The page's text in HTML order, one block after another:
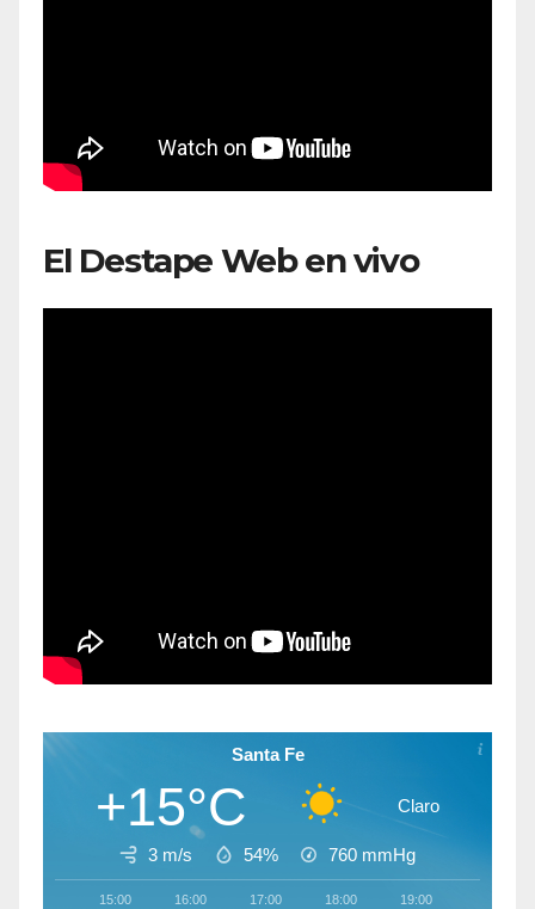
El Destape Web en vivo
Santa Fe
+15°C Claro
3 m/s 54% 760 mmHg
15:00 16:00 17:00 18:00 19:00